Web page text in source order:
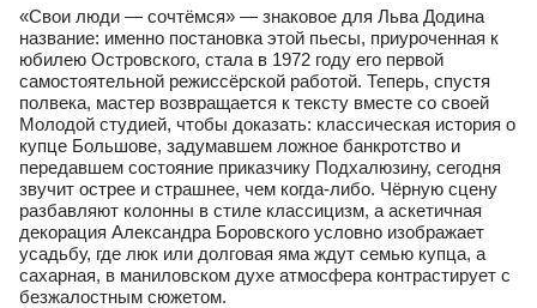
«Свои люди — сочтёмся» — знаковое для Льва Додина
название: именно постановка этой пьесы, приуроченная к
юбилею Островского, стала в 1972 году его первой
самостоятельной режиссёрской работой. Теперь, спустя
полвека, мастер возвращается к тексту вместе со своей
Молодой студией, чтобы доказать: классическая история о
купце Большове, задумавшем ложное банкротство и
передавшем состояние приказчику Подхалюзину, сегодня
звучит острее и страшнее, чем когда-либо. Чёрную сцену
разбавляют колонны в стиле классицизм, а аскетичная
декорация Александра Боровского условно изображает
усадьбу, где люк или долговая яма ждут семью купца, а
сахарная, в маниловском духе атмосфера контрастирует с
безжалостным сюжетом.